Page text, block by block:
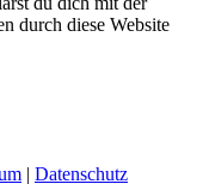
durch diese Website
| Datenschutz